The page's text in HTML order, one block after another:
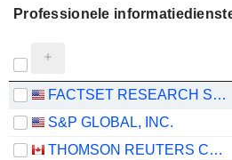
Professionele
FACTSET RESEARCH SYSTEMS, INC.
S&P GLOBAL, INC.
THOMSON REUTERS CORPORATION